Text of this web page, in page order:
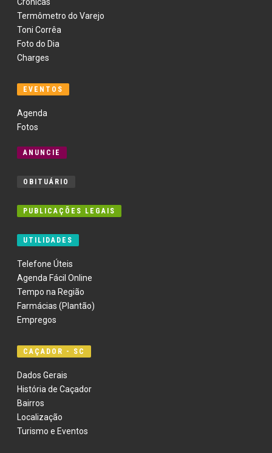
Crônicas
Termômetro do Varejo
Toni Corrêa
Foto do Dia
Charges
EVENTOS
Agenda
Fotos
ANUNCIE
OBITUÁRIO
PUBLICAÇÕES LEGAIS
UTILIDADES
Telefone Úteis
Agenda Fácil Online
Tempo na Região
Farmácias (Plantão)
Empregos
CAÇADOR - SC
Dados Gerais
História de Caçador
Bairros
Localização
Turismo e Eventos